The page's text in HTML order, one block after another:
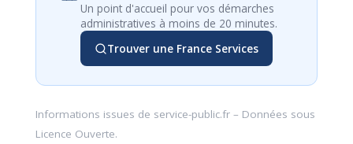
Un point d'accueil pour vos démarches
administratives à moins de 20 minutes.
Trouver une France Services
Informations issues de service-public.fr– Données sous
Licence Ouverte.